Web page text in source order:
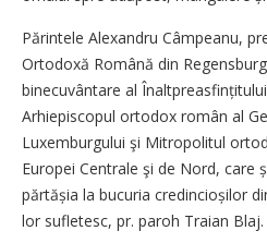
Părintele Alexandru Câmpeanu,
Ortodoxă Română din
binecuvântare al
Arhiepiscopul ortodox român al
Luxemburgului şi Mitropolitul
Europei Centrale şi de Nord, care
părtășia la bucuria credincioșilor
lor sufletesc, pr. paroh Traian Blaj.